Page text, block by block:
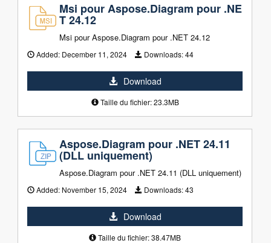
Msi pour Aspose.Diagram pour .NE
T 24.12
Msi pour Aspose.Diagram pour .NET 24.12
Added: December 11, 2024 Downloads:44
Download
Taille du fichier: 23.3MB
Aspose.Diagram pour .NET 24.11
(DLL uniquement)
Aspose.Diagram pour .NET 24.11 (DLL uniquement)
Added: November 15, 2024 Downloads:43
Download
Taille du fichier: 38.47MB